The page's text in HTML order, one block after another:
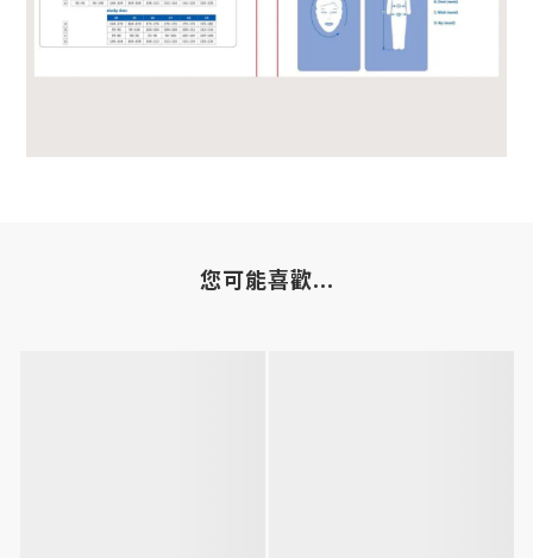
您可能喜歡...